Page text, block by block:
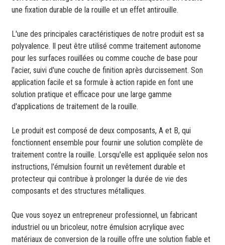
une fixation durable de la rouille et un effet antirouille.
L'une des principales caractéristiques de notre produit est sa
polyvalence. Il peut être utilisé comme traitement autonome
pour les surfaces rouillées ou comme couche de base pour
l'acier, suivi d'une couche de finition après durcissement. Son
application facile et sa formule à action rapide en font une
solution pratique et efficace pour une large gamme
d'applications de traitement de la rouille.
Le produit est composé de deux composants, A et B, qui
fonctionnent ensemble pour fournir une solution complète de
traitement contre la rouille. Lorsqu'elle est appliquée selon nos
instructions, l'émulsion fournit un revêtement durable et
protecteur qui contribue à prolonger la durée de vie des
composants et des structures métalliques.
Que vous soyez un entrepreneur professionnel, un fabricant
industriel ou un bricoleur, notre émulsion acrylique avec
matériaux de conversion de la rouille offre une solution fiable et